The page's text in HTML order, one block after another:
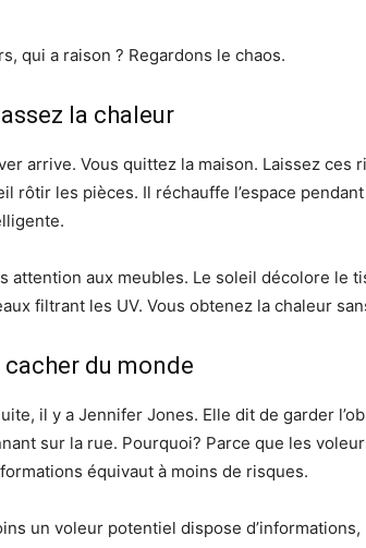
qui a raison ? Regardons le chaos.
la chaleur
arrive. Vous quittez la maison. Laissez
rôtir les pièces. Il réchauffe l’espace
attention aux meubles. Le soleil décolore le
filtrant les UV. Vous obtenez la chaleur
cacher du monde
il y a Jennifer Jones. Elle dit de garder
sur la rue. Pourquoi? Parce que les
équivaut à moins de risques.
un voleur potentiel dispose d’informations,